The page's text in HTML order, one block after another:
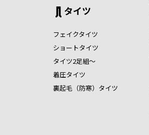
タイツ
フェイクタイツ
ショートタイツ
タイツ2足組～
着圧タイツ
裏起毛（防寒）タイツ